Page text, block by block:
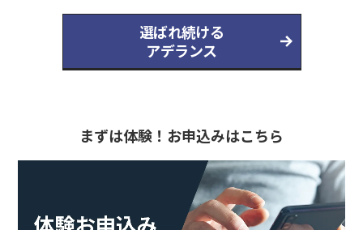
選ばれ続ける
アデランス
まずは体験！お申込みはこちら